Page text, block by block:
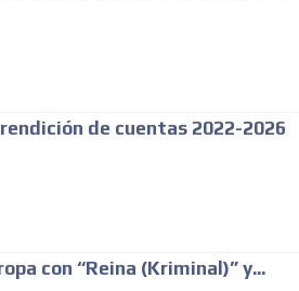
de cuentas 2022-2026
con “Reina (Kriminal)” y...